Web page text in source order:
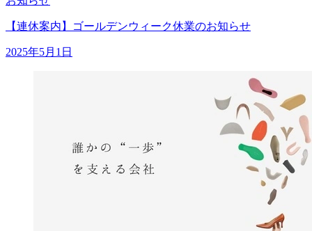
【連休案内】ゴールデンウィーク休業のお知らせ
2025年5月1日